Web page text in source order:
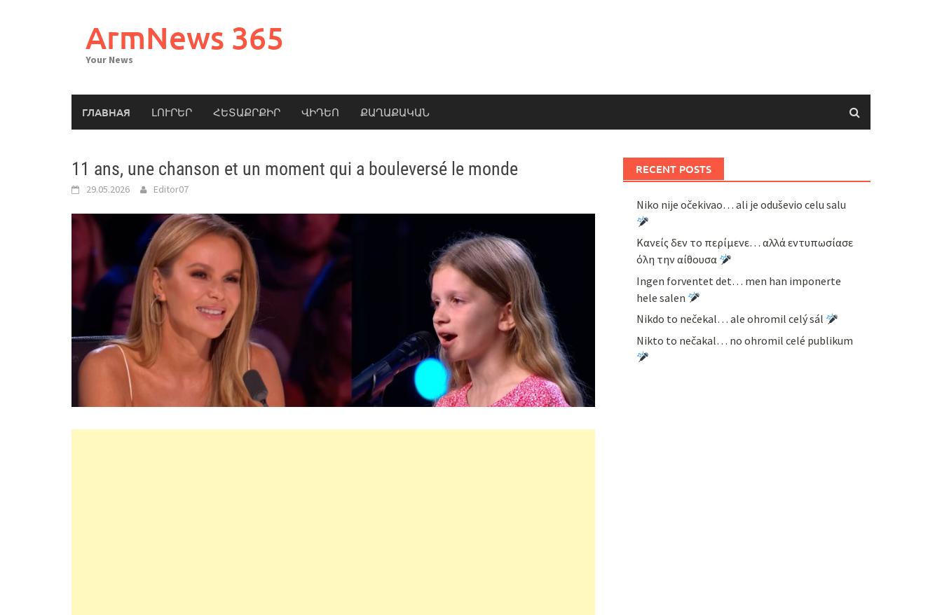
ArmNews 365
Your News
ГЛАВНАЯ ԼՈՒՐԵՐ ՀԵՏԱՔՐՔԻՐ ՎԻԴԵՈ ՔԱՂԱՔԱԿԱՆ
11 ans, une chanson et un moment qui a bouleversé le monde
29.05.2026 Editor07
RECENT POSTS
Niko nije očekivao… ali je oduševio celu salu
Κανείς δεν το περίμενε… αλλά εντυπωσίασε
όλη την αίθουσα
Ingen forventet det… men han imponerte
hele salen
Nikdo to nečekal… ale ohromil celý sál
Nikto to nečakal… no ohromil celé publikum